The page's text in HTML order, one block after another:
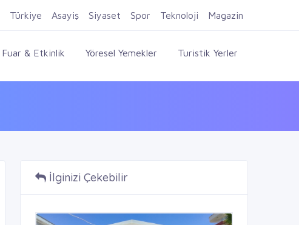
Firma Ekle Kayıt Ol Giriş Yap
Fuar & Etkinlik Yöresel Yemekler Turistik Yerler
Türkiye Asayiş Siyaset Spor Teknoloji Magazin
İlginizi Çekebilir